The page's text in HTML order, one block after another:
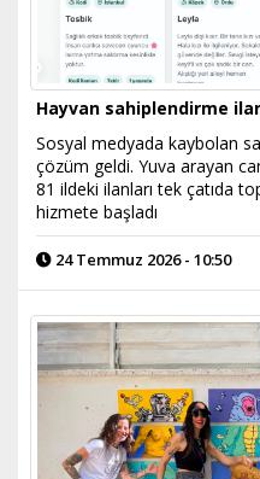
Hayvan sahiplendirme
Sosyal medyada kaybolan
çözüm geldi. Yuva arayan
81 ildeki ilanları tek çatıda
hizmete başladı
24 Temmuz 2026 - 10:50